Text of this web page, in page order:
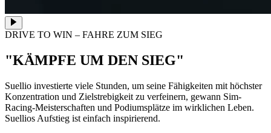
DRIVE TO WIN – FAHRE ZUM SIEG
"KÄMPFE UM DEN SIEG"
Suellio investierte viele Stunden, um seine Fähigkeiten mit höchster
Konzentration und Zielstrebigkeit zu verfeinern, gewann Sim-
Racing-Meisterschaften und Podiumsplätze im wirklichen Leben.
Suellios Aufstieg ist einfach inspirierend.